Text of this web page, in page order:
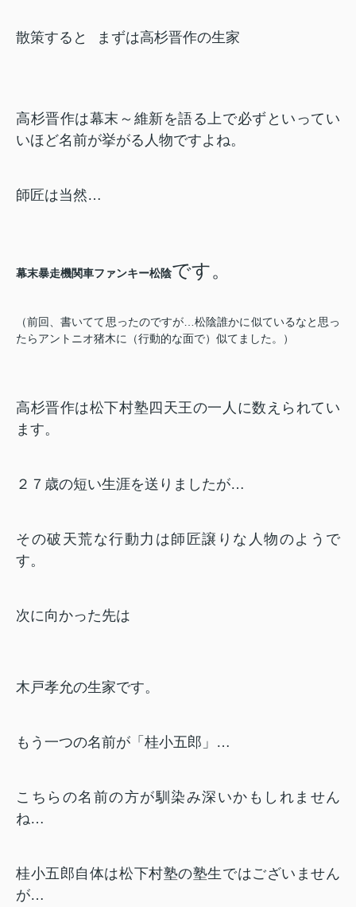
散策すると まずは高杉晋作の生家
高杉晋作は幕末～維新を語る上で必ずといってい
いほど名前が挙がる人物ですよね。
師匠は当然…
幕末暴走機関車ファンキー松陰です。
（前回、書いてて思ったのですが…松陰誰かに似ているなと思っ
たらアントニオ猪木に（行動的な面で）似てました。）
高杉晋作は松下村塾四天王の一人に数えられてい
ます。
２７歳の短い生涯を送りましたが…
その破天荒な行動力は師匠譲りな人物のようで
す。
次に向かった先は
木戸孝允の生家です。
もう一つの名前が「桂小五郎」…
こちらの名前の方が馴染み深いかもしれません
ね…
桂小五郎自体は松下村塾の塾生ではございません
が…